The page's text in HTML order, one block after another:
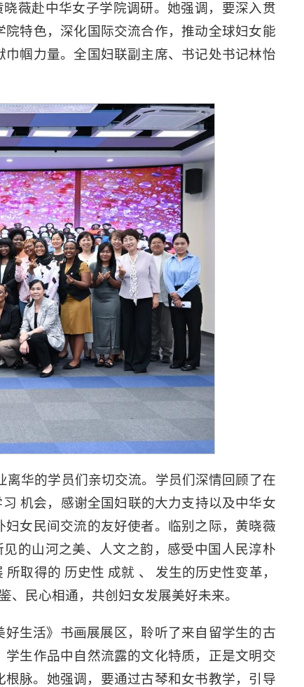
薇赴中华女子学院调研。她强调，要深入贯
特色，深化国际交流合作，推动全球妇女能
帼力量。全国妇联副主席、书记处书记林怡
华的学员们亲切交流。学员们深情回顾了在
机会，感谢全国妇联的大力支持以及中华女
女民间交流的友好使者。临别之际，黄晓薇
的山河之美、人文之韵，感受中国人民淳朴
取得的 历史性 成就 、 发生的历史性变革，
、民心相通，共创妇女发展美好未来。
生活》书画展展区，聆听了来自留学生的古
生作品中自然流露的文化特质，正是文明交
脉。她强调，要通过古琴和女书教学，引导